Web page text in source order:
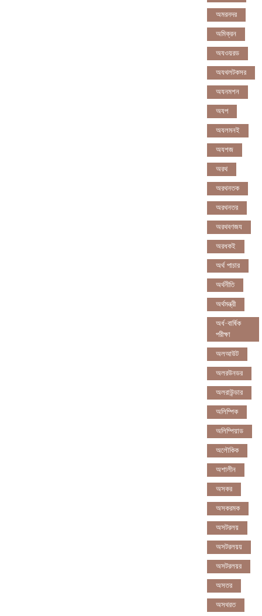
অমরনদর
অমিক্রন
অযওয়রড
অযথলটকসর
অযনমশন
অযপ
অযলমনই
অযশজ
অরথ
অরথনতক
অরথনতর
অরথবণজয
অরধকই
অর্থ পাচার
অর্থনীতি
অর্থমন্ত্রী
অর্ধ-বার্ষিক
পরীক্ষা
অলআউট
অলরউনডর
অলরাউন্ডার
অলিম্পিক
অলিম্পিয়াড
অলৌকিক
অশালীন
অসকর
অসকরমক
অসটরলয়
অসটরলয়য়
অসটরলয়র
অসতর
অসথরত